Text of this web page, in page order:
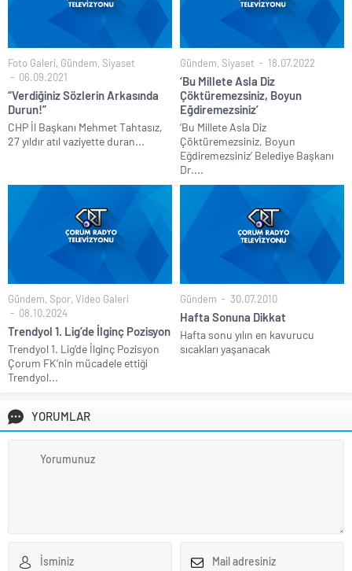
Foto Galeri, Gündem, Siyaset
06.09.2021
“Verdiğiniz Sözlerin Arkasında
Durun!”
CHP İl Başkanı Mehmet Tahtasız,
27 yıldır atıl vaziyette duran...
Gündem, Siyaset 18.07.2022
‘Bu Millete Asla Diz
Çöktüremezsiniz, Boyun
Eğdiremezsiniz’
‘Bu Millete Asla Diz
Çöktüremezsiniz, Boyun
Eğdiremezsiniz’ Belediye Başkanı
Dr....
Gündem, Spor, Video Galeri
08.10.2024
Trendyol 1. Lig’de İlginç Pozisyon
Trendyol 1. Lig’de İlginç Pozisyon
Çorum FK’nin mücadele ettiği
Trendyol...
Gündem 30.07.2010
Hafta Sonuna Dikkat
Hafta sonu yılın en kavurucu
sıcakları yaşanacak
YORUMLAR